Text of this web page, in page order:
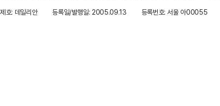
제호: 데일리안
등록일/발행일: 2005.09.13 등록번호: 서울 아00055